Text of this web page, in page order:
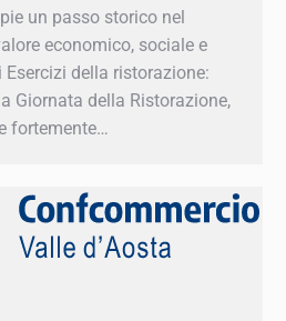
economico, sociale e
della ristorazione:
Giornata della
atteso e fortemente…